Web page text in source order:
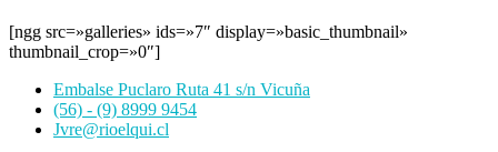
[ngg src=»galleries» ids=»7″ display=»basic_thumbnail»
thumbnail_crop=»0″]
Embalse Puclaro Ruta 41 s/n Vicuña
(56) - (9) 8999 9454
Jvre@rioelqui.cl